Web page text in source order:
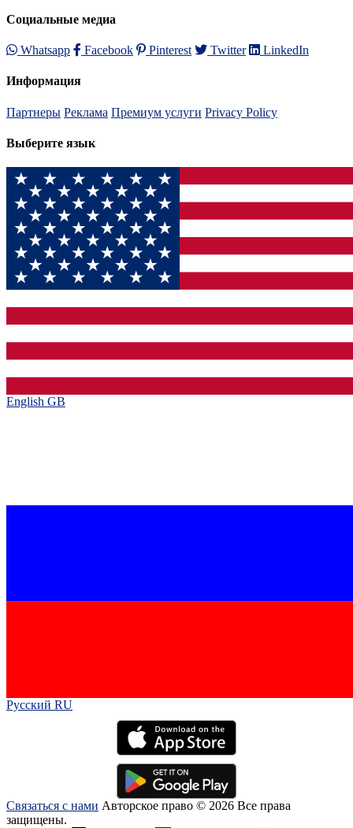
Социальные медиа
Whatsapp Facebook Pinterest Twitter LinkedIn
Информация
Партнеры Реклама Премиум услуги Privacy Policy
Выберите язык
English GB‎
Русский RU‎
Связаться с нами Авторское право © 2026 Все права
защищены.